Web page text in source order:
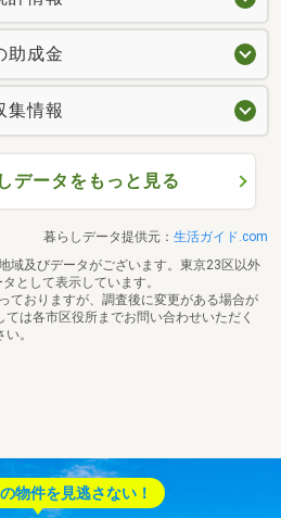
助成金
集情報
データをもっと見る
暮らしデータ提供元： 生活ガイド.com
域及びデータがございます。東京23区以外
として表示しています。
ておりますが、調査後に変更がある場合が
は各市区役所までお問い合わせいただく
。
物件を見逃さない！